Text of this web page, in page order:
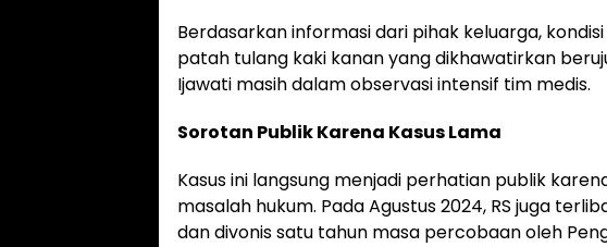
Berdasarkan informasi dari pihak keluarga,
patah tulang kaki kanan yang dikhawatirkan
Ijawati masih dalam observasi intensif tim medis.
Sorotan Publik Karena Kasus Lama
Kasus ini langsung menjadi perhatian publik
masalah hukum. Pada Agustus 2024, RS juga
dan divonis satu tahun masa percobaan oleh